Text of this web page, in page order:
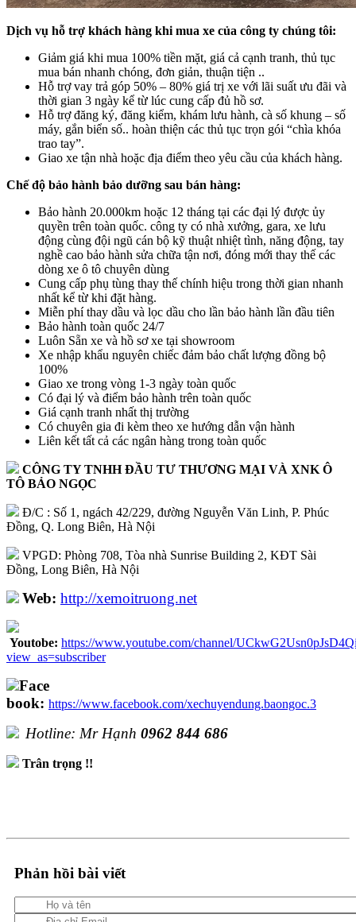
Dịch vụ hỗ trợ khách hàng khi mua xe của công ty chúng tôi:
Giảm giá khi mua 100% tiền mặt, giá cả cạnh tranh, thủ tục
mua bán nhanh chóng, đơn giản, thuận tiện ..
Hỗ trợ vay trả góp 50% – 80% giá trị xe với lãi suất ưu đãi và
thời gian 3 ngày kể từ lúc cung cấp đủ hồ sơ.
Hỗ trợ đăng ký, đăng kiểm, khám lưu hành, cà số khung – số
máy, gắn biển số.. hoàn thiện các thủ tục trọn gói “chìa khóa
trao tay”.
Giao xe tận nhà hoặc địa điểm theo yêu cầu của khách hàng.
Chế độ bảo hành bảo dưỡng sau bán hàng:
Bảo hành 20.000km hoặc 12 tháng tại các đại lý được ủy
quyền trên toàn quốc. công ty có nhà xưởng, gara, xe lưu
động cùng đội ngũ cán bộ kỹ thuật nhiệt tình, năng động, tay
nghề cao bảo hành sửa chữa tận nơi, đóng mới thay thế các
dòng xe ô tô chuyên dùng
Cung cấp phụ tùng thay thế chính hiệu trong thời gian nhanh
nhất kể từ khi đặt hàng.
Miễn phí thay dầu và lọc dầu cho lần bảo hành lần đầu tiên
Bảo hành toàn quốc 24/7
Luôn Sẵn xe và hồ sơ xe tại showroom
Xe nhập khẩu nguyên chiếc đảm bảo chất lượng đồng bộ
100%
Giao xe trong vòng 1-3 ngày toàn quốc
Có đại lý và điểm bảo hành trên toàn quốc
Giá cạnh tranh nhất thị trường
Có chuyên gia đi kèm theo xe hướng dẫn vận hành
Liên kết tất cả các ngân hàng trong toàn quốc​
CÔNG TY TNHH ĐẦU TƯ THƯƠNG MẠI VÀ XNK Ô
TÔ BẢO NGỌC
Đ/C : Số 1, ngách 42/229, đường Nguyễn Văn Linh, P. Phúc
Đồng, Q. Long Biên, Hà Nội
VPGD: Phòng 708, Tòa nhà Sunrise Building 2, KĐT Sài
Đồng, Long Biên, Hà Nội
Web: http://xemoitruong.net
Youtobe: https://www.youtube.com/channel/
view_as=subscriber
Face
book: https://www.facebook.com/xechuyendung.baongoc.3
Hotline: Mr Hạnh 0962 844 686
Trân trọng !!
Phản hồi bài viết